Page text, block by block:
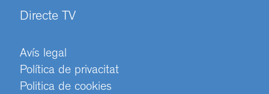
Directe TV
Avís legal
Política de privacitat
Politica de cookies